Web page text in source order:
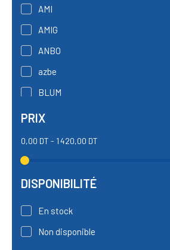
AMI
AMIG
ANBO
azbe
BLUM
BRICOLA
PRIX
0,00 DT - 1 420,00 DT
DISPONIBILITÉ
En stock
Non disponible